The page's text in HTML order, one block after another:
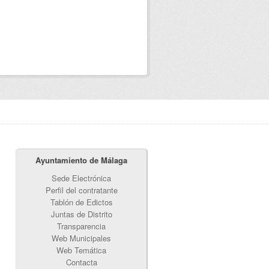
Ayuntamiento de Málaga
Sede Electrónica
Perfil del contratante
Tablón de Edictos
Juntas de Distrito
Transparencia
Web Municipales
Web Temática
Contacta